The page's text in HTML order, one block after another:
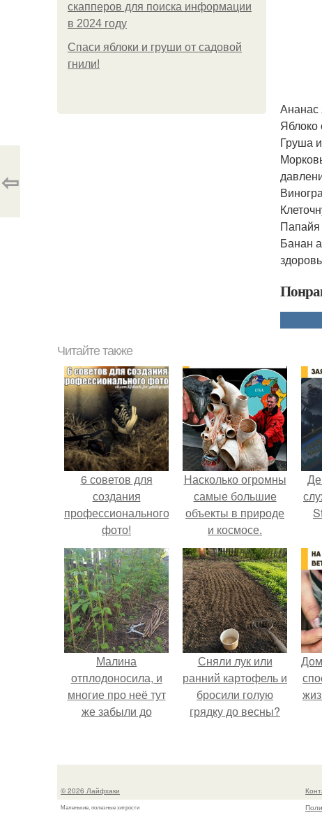
скапперов для поиска информации
в 2024 году
Спаси яблоки и груши от садовой
гнили!
Ананас
Яблоко
Груша
Папайя
Банан
⇦
Читайте также
6 советов для
создания
профессионального
фото!
Насколько огромны
самые большие
объекты в природе
и космосе.
Малина
отплодоносила, и
многие про неё тут
же забыли до
Сняли лук или
ранний картофель и
бросили голую
грядку до весны?
© 2026 Лайфхаки
Маленькие, полезные хитрости